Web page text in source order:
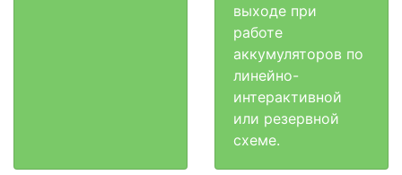
выходе при
работе
аккумуляторов по
линейно-
интерактивной
или резервной
схеме.